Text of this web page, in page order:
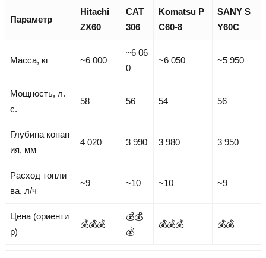
Параметр
Hitachi
ZX60
CAT
306
Komatsu P
C60-8
SANY S
Y60C
Масса, кг ~6 000
~6 06
0
~6 050 ~5 950
Мощность, л.
с.
58 56 54 56
Глубина копан
ия, мм
4 020 3 990 3 980 3 950
Расход топли
ва, л/ч
~9 ~10 ~10 ~9
Цена (ориенти
р)
💰💰💰
💰💰
💰
💰💰💰 💰💰